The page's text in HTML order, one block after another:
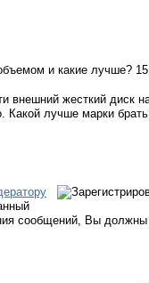
и какие лучше?
внешний жесткий диск
Какой лучше марки
сообщений, Вы должны